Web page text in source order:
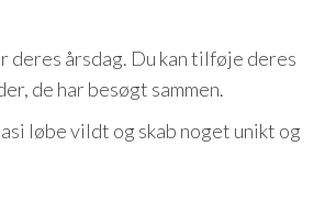
deres årsdag. Du kan tilføje deres
de har besøgt sammen.
løbe vildt og skab noget unikt og